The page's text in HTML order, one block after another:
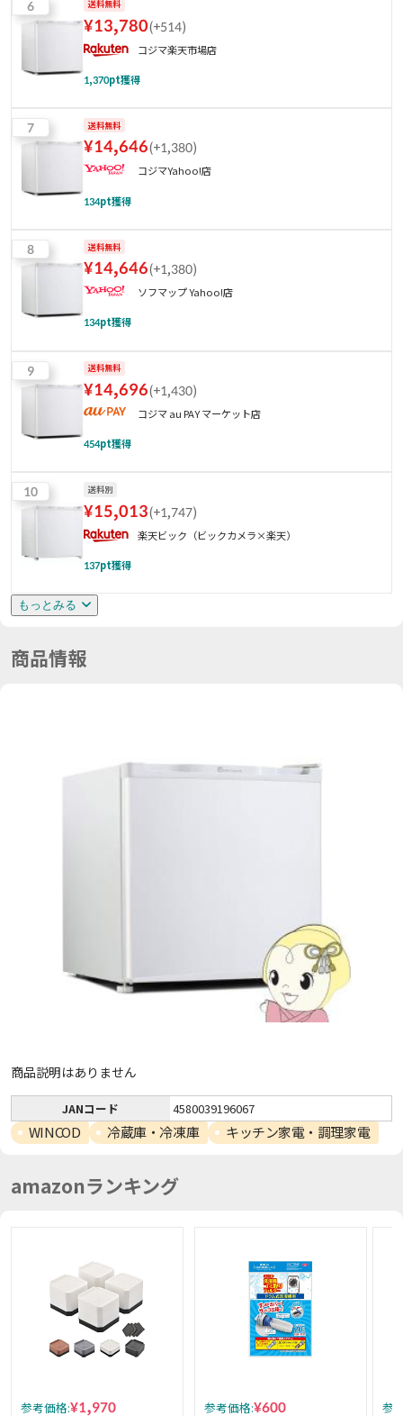
6 送料無料
¥13,780(+514)
コジマ楽天市場店
1,370pt獲得
7 送料無料
¥14,646(+1,380)
コジマYahoo!店
134pt獲得
8 送料無料
¥14,646(+1,380)
ソフマップ Yahoo!店
134pt獲得
9 送料無料
¥14,696(+1,430)
コジマ au PAY マーケット店
454pt獲得
10 送料別
¥15,013(+1,747)
楽天ビック（ビックカメラ×楽天）
137pt獲得
もっとみる
商品情報
商品説明はありません
JANコード 4580039196067
WINCOD 冷蔵庫・冷凍庫 キッチン家電・調理家電
amazonランキング
参考価格:¥1,970 参考価格:¥600 参